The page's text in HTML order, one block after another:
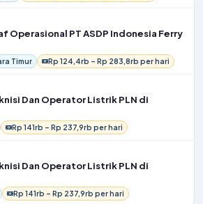
Operasional PT ASDP Indonesia Ferry
Timur Rp 124,4rb – Rp 283,8rb per hari
Dan Operator Listrik PLN di
Rp 141rb – Rp 237,9rb per hari
Dan Operator Listrik PLN di
Rp 141rb – Rp 237,9rb per hari